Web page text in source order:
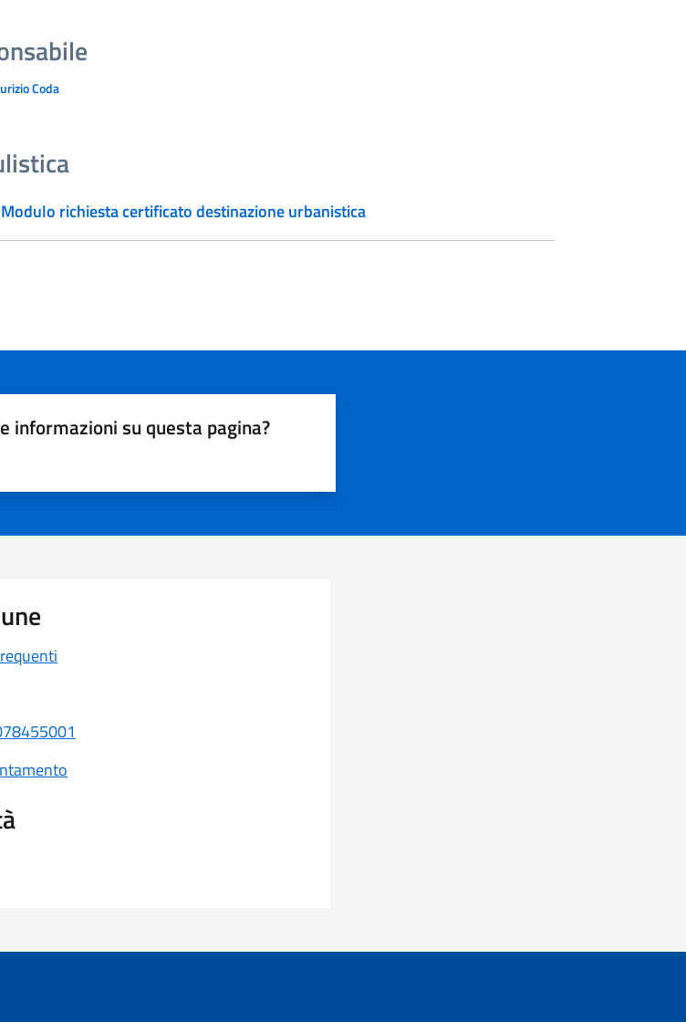
Coda
Modulo richiesta certificato destinazione urbanistica
informazioni su questa pagina?